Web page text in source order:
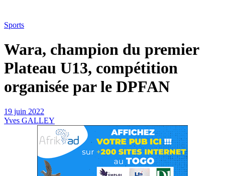
Sports
Wara, champion du premier
Plateau U13, compétition
organisée par le DPFAN
19 juin 2022
Yves GALLEY